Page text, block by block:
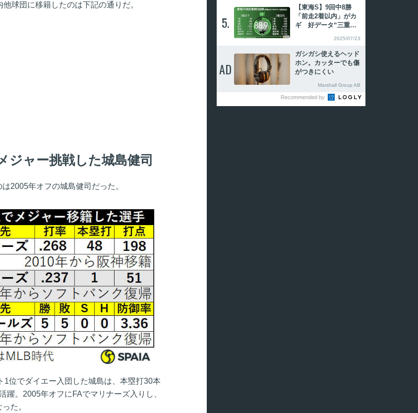
球団に移籍したのは下記の通りだ。
ジャー挑戦した城島健司
2005年オフの城島健司だった。
位でダイエー入団した城島は、本塁打30本
躍。2005年オフにFAでマリナーズ入りし、
た。
テ・ボスら登録、阪
神・原口文仁、広島・
中村健人ら抹消
5.
【東海S】9回中8勝
「前走2着以内」がカ
ギ 好データ“三重
2025/07/23
AD
ガシガシ使えるヘッド
ホン。カッターでも傷
がつきにくい
Marshall Group AB
Recommended by